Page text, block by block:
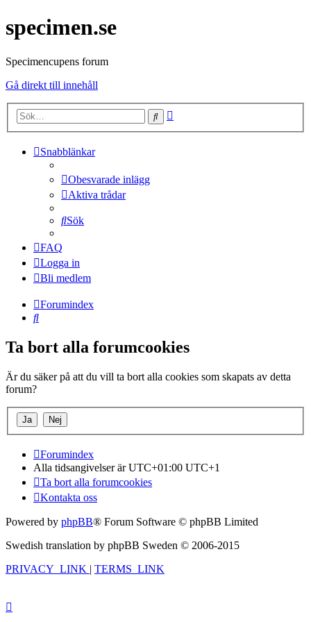
specimen.se
Specimencupens forum
Gå direkt till innehåll
Sök
Snabblänkar
Obesvarade inlägg
Aktiva trådar
Sök
FAQ
Logga in
Bli medlem
Forumindex
Sök
Ta bort alla forumcookies
Är du säker på att du vill ta bort alla cookies som skapats av detta
forum?
Forumindex
Alla tidsangivelser är UTC+01:00 UTC+1
Ta bort alla forumcookies
Kontakta oss
Powered by phpBB® Forum Software © phpBB Limited
Swedish translation by phpBB Sweden © 2006-2015
PRIVACY_LINK | TERMS_LINK